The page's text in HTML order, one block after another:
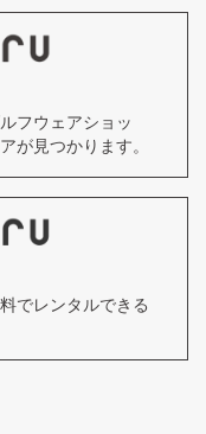
フウェアショッ
が見つかります。
でレンタルできる